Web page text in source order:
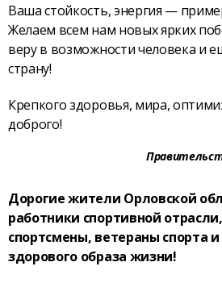
Ваша стойкость, энергия —
Желаем всем нам новых ярких
веру в возможности человека и
страну!
Крепкого здоровья, мира,
доброго!
Дорогие жители Орловской
работники спортивной
спортсмены, ветераны спорта
здорового образа жизни!